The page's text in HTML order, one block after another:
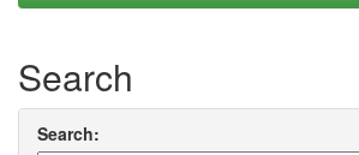
Search
Search: